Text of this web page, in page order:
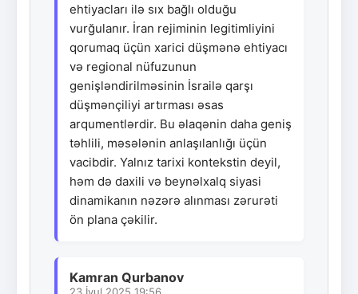
ehtiyacları ilə sıx bağlı olduğu
vurğulanır. İran rejiminin legitimliyini
qorumaq üçün xarici düşmənə ehtiyacı
və regional nüfuzunun
genişləndirilməsinin İsrailə qarşı
düşmənçiliyi artırması əsas
arqumentlərdir. Bu əlaqənin daha geniş
təhlili, məsələnin anlaşılanlığı üçün
vacibdir. Yalnız tarixi kontekstin deyil,
həm də daxili və beynəlxalq siyasi
dinamikanın nəzərə alınması zərurəti
ön plana çəkilir.
Kamran Qurbanov
23.İyul.2025 19:56